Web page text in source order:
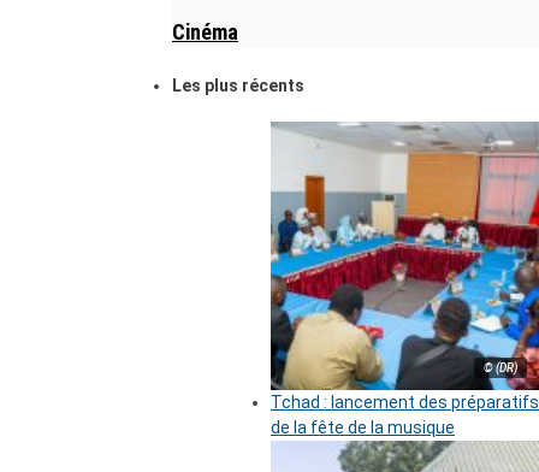
Cinéma
Les plus récents
© (DR)
Tchad : lancement des préparatifs
de la fête de la musique